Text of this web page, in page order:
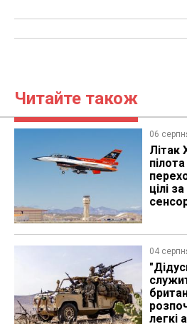
Читайте також
06
Літак
цілі
04
легкі